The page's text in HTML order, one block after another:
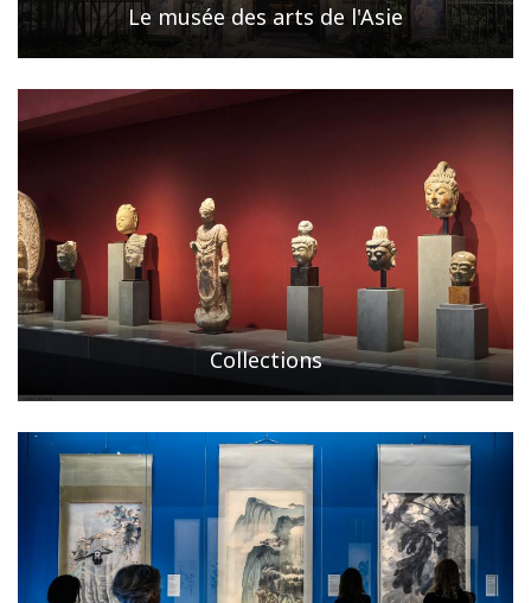
Le musée des arts de l'Asie
Collections